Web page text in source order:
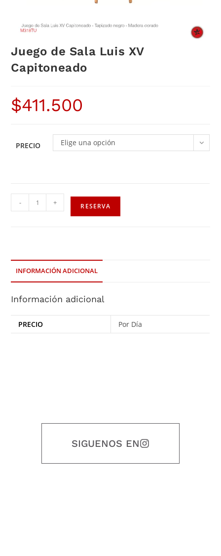
Juego de Sala Luis XV
Capitoneado
$411.500
PRECIO Elige una opción
- + RESERVA
INFORMACIÓN ADICIONAL
Información adicional
PRECIO Por Día
SIGUENOS EN